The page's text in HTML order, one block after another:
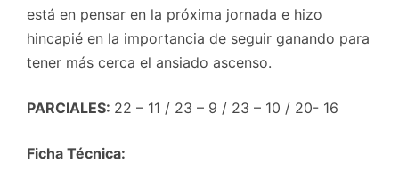
está en pensar en la próxima jornada e hizo
hincapié en la importancia de seguir ganando para
tener más cerca el ansiado ascenso.
PARCIALES: 22 – 11 / 23 – 9 / 23 – 10 / 20- 16
Ficha Técnica: